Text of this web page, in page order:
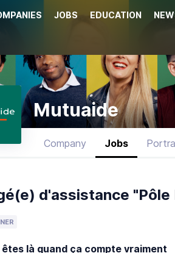
JOBS EDUCATION
Mutuaide
Company Jobs
d'assistance "Pôle
êtes là quand ça compte vraiment